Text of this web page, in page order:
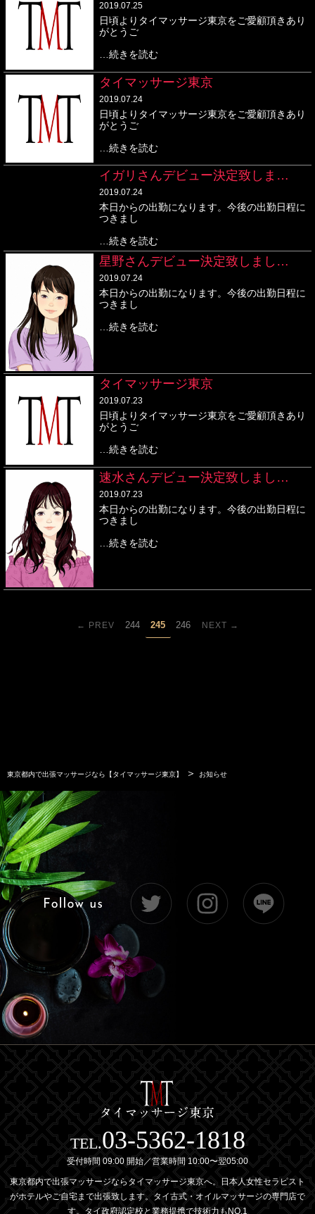
2019.07.25
日頃よりタイマッサージ東京をご愛顧頂きあり
がとうご
…続きを読む
タイマッサージ東京
2019.07.24
日頃よりタイマッサージ東京をご愛顧頂きあり
がとうご
…続きを読む
イガリさんデビュー決定致しま…
2019.07.24
本日からの出勤になります。今後の出勤日程に
つきまし
…続きを読む
星野さんデビュー決定致しまし…
2019.07.24
本日からの出勤になります。今後の出勤日程に
つきまし
…続きを読む
タイマッサージ東京
2019.07.23
日頃よりタイマッサージ東京をご愛顧頂きあり
がとうご
…続きを読む
速水さんデビュー決定致しまし…
2019.07.23
本日からの出勤になります。今後の出勤日程に
つきまし
…続きを読む
← PREV 244 245 246 NEXT →
東京都内で出張マッサージなら【タイマッサージ東京】 ＞ お知らせ
TEL.03-5362-1818
受付時間 09:00 開始／営業時間 10:00〜翌05:00
東京都内で出張マッサージならタイマッサージ東京へ。日本人女性セラピスト
がホテルやご自宅まで出張致します。タイ古式・オイルマッサージの専門店で
す。タイ政府認定校と業務提携で技術力もNO,1